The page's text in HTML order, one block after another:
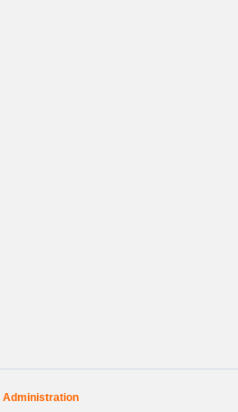
Administration